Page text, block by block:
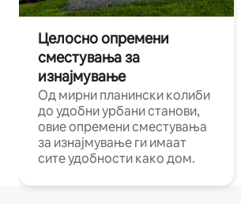
Целосно опремени
сместувања за
изнајмување
Од мирни планински колиби
до удобни урбани станови,
овие опремени сместувања
за изнајмување ги имаат
сите удобности како дом.